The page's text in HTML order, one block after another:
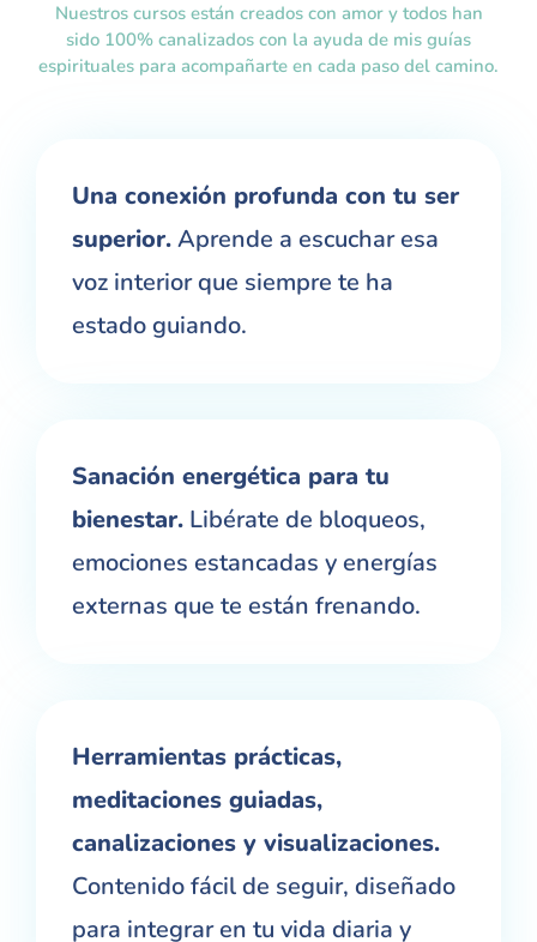
Nuestros cursos están creados con amor y todos han
sido 100% canalizados con la ayuda de mis guías
espirituales para acompañarte en cada paso del camino.
Una conexión profunda con tu ser
superior.Aprende a escuchar esa
voz interior que siempre te ha
estado guiando.
Sanación energética para tu
bienestar. Libérate de bloqueos,
emociones estancadas y energías
externas que te están frenando.
Herramientas prácticas,
meditaciones guiadas,
canalizaciones y visualizaciones.
Contenido fácil de seguir, diseñado
para integrar en tu vida diaria y